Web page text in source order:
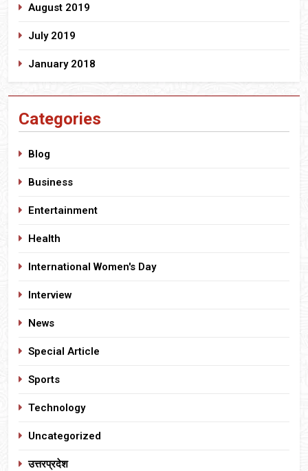
August 2019
July 2019
January 2018
Categories
Blog
Business
Entertainment
Health
International Women's Day
Interview
News
Special Article
Sports
Technology
Uncategorized
उत्तरप्रदेश